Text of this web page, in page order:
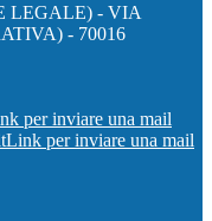
LEGALE) - VIA
- 70016
per inviare una mail
Link per inviare una mail